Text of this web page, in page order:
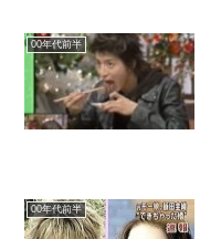
00年代前半
00年代前半